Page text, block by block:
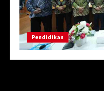
Pendidikan